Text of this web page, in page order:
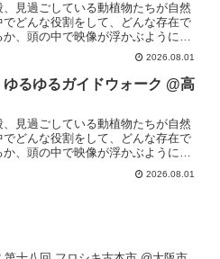
、見過ごしている動植物たちが自然
でどんな役割をして、どんな存在で
か、頭の中で映像が浮かぶように自
のつながりを楽しく丁寧にお話しし
らのガイドウォークです。子供たち
わかりやすいお話しにひょうたん一
すっかり坂田さんの大ファン！
2026.08.01
ゆるゆるガイドウォーク @高
、見過ごしている動植物たちが自然
でどんな役割をして、どんな存在で
か、頭の中で映像が浮かぶように自
のつながりを楽しく丁寧にお話しし
らのガイドウォークです。子供たち
2026.08.01